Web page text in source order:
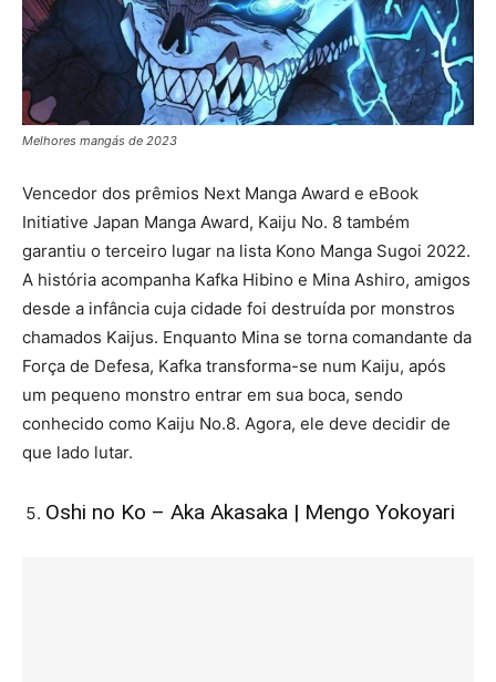
Melhores mangás de 2023
Vencedor dos prêmios Next Manga Award e eBook
Initiative Japan Manga Award, Kaiju No. 8 também
garantiu o terceiro lugar na lista Kono Manga Sugoi 2022.
A história acompanha Kafka Hibino e Mina Ashiro, amigos
desde a infância cuja cidade foi destruída por monstros
chamados Kaijus. Enquanto Mina se torna comandante da
Força de Defesa, Kafka transforma-se num Kaiju, após
um pequeno monstro entrar em sua boca, sendo
conhecido como Kaiju No.8. Agora, ele deve decidir de
que lado lutar.
Oshi no Ko – Aka Akasaka | Mengo Yokoyari